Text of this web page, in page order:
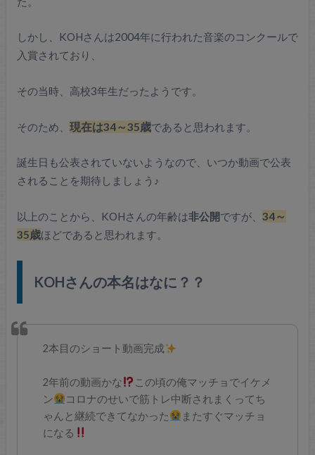
しかし、KOHさんは2004年に行われた音楽のコンクールで
入賞されており、
その当時、高校3年生だったようです。
そのため、 現在は34～35歳であると思われます。
誕生日も公表されていないようなので、いつか動画で公表
されることを期待しましょう♪
以上のことから、KOHさんの年齢は非公開ですが、 34～
35歳ほどであると思われます。
KOHさんの本名はなに？？
2本目のショート動画完成
2年前の動画かな
この頃の俺マッチョでイケメ
ン
コロナのせいで筋トレ中断されまくってち
ゃんと継続できてなかった
またすぐマッチョ
になる